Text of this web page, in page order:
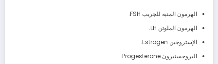
الهرمون المنبه للجريب FSH.
الهرمون الملوتن LH.
الإستروجين Estrogen.
البروجستيرون Progesterone.